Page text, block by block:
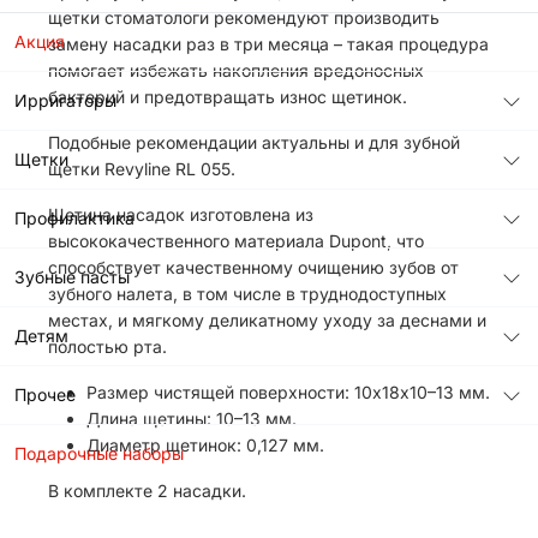
Акция
Ирригаторы
Щетки
Профилактика
Зубные пасты
Детям
Прочее
Подарочные наборы
щетки стоматологи рекомендуют производить
замену насадки раз в три месяца – такая процедура
помогает избежать накопления вредоносных
бактерий и предотвращать износ щетинок.
Подобные рекомендации актуальны и для зубной
щетки Revyline RL 055.
Щетина насадок изготовлена из
высококачественного материала Dupont, что
способствует качественному очищению зубов от
зубного налета, в том числе в труднодоступных
местах, и мягкому деликатному уходу за деснами и
полостью рта.
Размер чистящей поверхности: 10х18х10–13 мм.
Длина щетины: 10–13 мм.
Диаметр щетинок: 0,127 мм.
В комплекте 2 насадки.